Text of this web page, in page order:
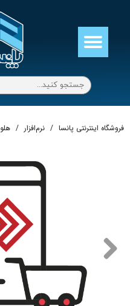
حساب کاربری من
تغییر گذر واژه
سفارشات
خروج از حساب کاربری
فروشگاه اینترنتی پانسا نرم‌افزار هلو